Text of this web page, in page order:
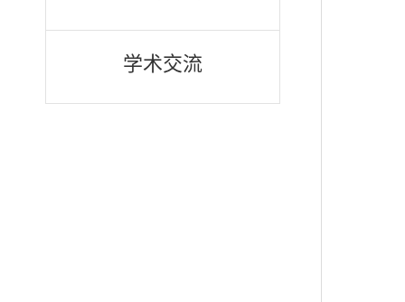
学术交流